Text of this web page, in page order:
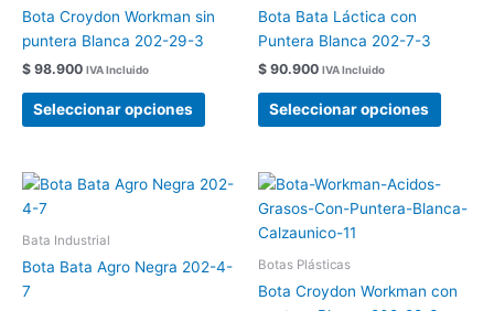
Bota Croydon Workman sin
puntera Blanca 202-29-3
$ 98.900 IVA Incluido
Seleccionar opciones
elegir
la
Bota Bata Láctica con
Puntera Blanca 202-7-3
$ 90.900 IVA Incluido
Seleccionar opciones
elegir
Bata Industrial
Bota Bata Agro Negra 202-4-
7
Este
producto
múltiplesBotas Plásticas
Bota Croydon Workman con
Este